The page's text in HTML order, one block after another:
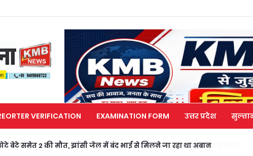
VERIFICATION EXAMINATION FORM उत्तर प्रदेश
बेटे समेत 2 की मौत, झांसी जेल में बंद भाई से मिलने जा रहा था अबान